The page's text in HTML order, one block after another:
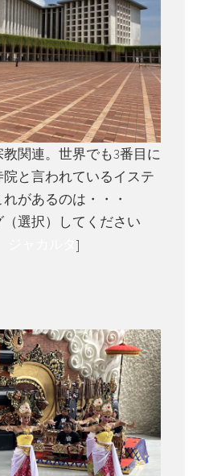
関連。世界でも3番目に
と言われているイステ
があるのは・・・
選択）してください
]